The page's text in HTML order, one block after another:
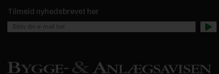
Tilmeld nyhedsbrevet her